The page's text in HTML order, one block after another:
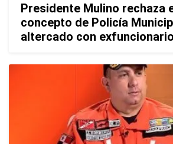
Presidente Mulino rechaza
concepto de Policía
altercado con